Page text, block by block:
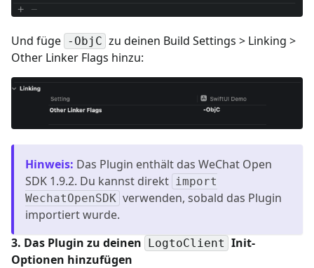
Und füge -ObjC zu deinen Build Settings > Linking >
Other Linker Flags hinzu:
Hinweis: Das Plugin enthält das WeChat Open
SDK 1.9.2. Du kannst direkt import
WechatOpenSDK verwenden, sobald das Plugin
importiert wurde.
3. Das Plugin zu deinen
LogtoClient Init-
Optionen hinzufügen